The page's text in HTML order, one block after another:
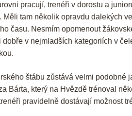
pracují, trenéři v dorostu a
Měli tam několik opravdu dalekých
času. Nesmím opomenout
dobře v nejmladších kategoriích v
štábu zůstává velmi podobné
Bárta, který na Hvězdě trénoval
pravidelně dostávají možnost